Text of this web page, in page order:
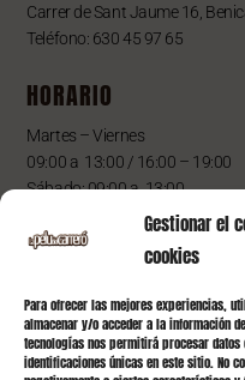
Gestionar el
cookies
Para ofrecer las mejores experiencias,
almacenar y/o acceder a la información
tecnologías nos permitirá procesar
identificaciones únicas en este sitio. No
Carrer de Sant Jaume 16,
Teléfono: 630 45 97 65
HORARIO
Martes – Viernes
09:00 a 13:00 / 16:00 – 19:00
Sábado: 09:00 a 13:00
OTROS LINKS
INICIO
SERVICIOS